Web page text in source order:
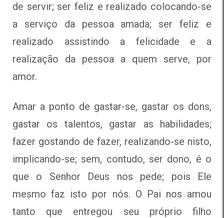
de servir; ser feliz e realizado colocando-se
a serviço da pessoa amada; ser feliz e
realizado assistindo a felicidade e a
realização da pessoa a quem serve, por
amor.
Amar a ponto de gastar-se, gastar os dons,
gastar os talentos, gastar as habilidades;
fazer gostando de fazer, realizando-se nisto,
implicando-se; sem, contudo, ser dono, é o
que o Senhor Deus nos pede; pois Ele
mesmo faz isto por nós. O Pai nos amou
tanto que entregou seu próprio filho